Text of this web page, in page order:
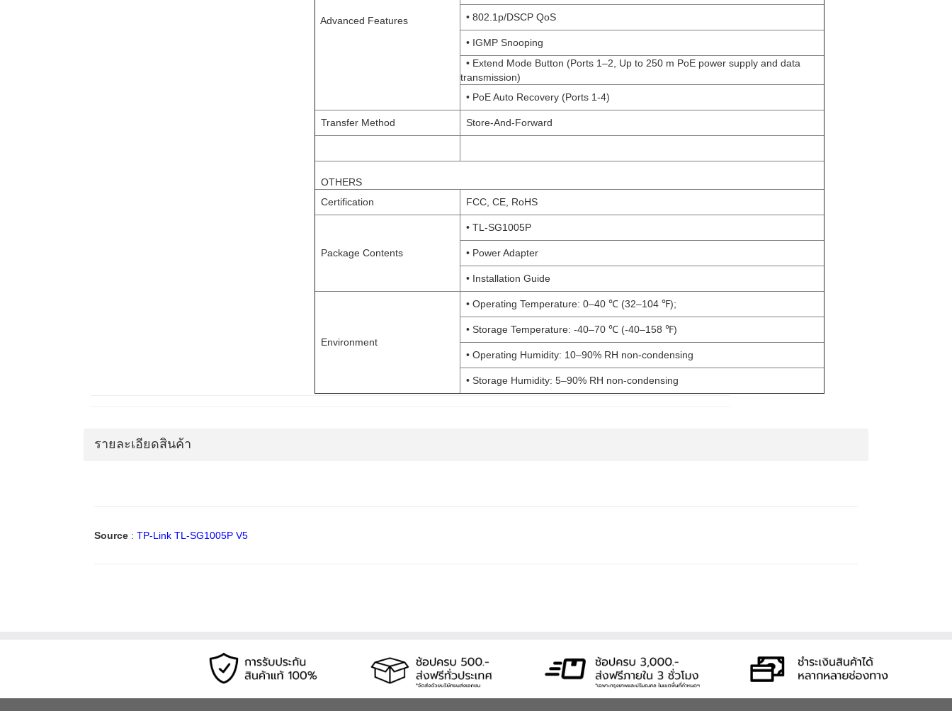
Advanced Features • 802.1p/DSCP QoS
• IGMP Snooping
• Extend Mode Button (Ports 1–2, Up to 250 m PoE power supply and data
transmission)
• PoE Auto Recovery (Ports 1-4)
Transfer Method Store-And-Forward
OTHERS
Certification
FCC, CE, RoHS
Package Contents
• TL-SG1005P
• Power Adapter
• Installation Guide
Environment
• Operating Temperature: 0–40 ℃ (32–104 ℉);
• Storage Temperature: -40–70 ℃ (-40–158 ℉)
• Operating Humidity: 10–90% RH non-condensing
• Storage Humidity: 5–90% RH non-condensing
รายละเอียดสินค้า
Source : TP-Link TL-SG1005P V5